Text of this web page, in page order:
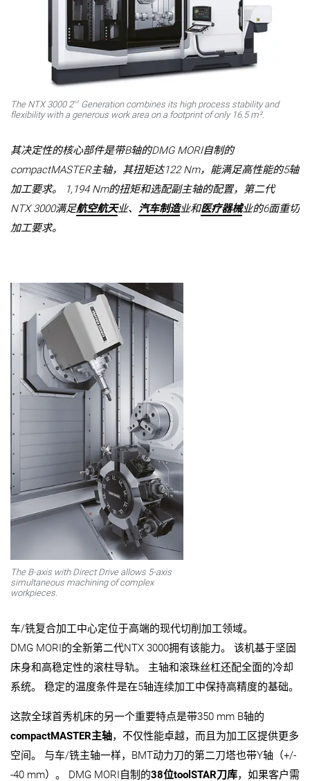
The NTX 3000 2nd Generation combines its high process stability and
flexibility with a generous work area on a footprint of only 16.5 m².
其决定性的核心部件是带B轴的DMG MORI自制的
compactMASTER主轴，其扭矩达122 Nm，能满足高性能的5轴
加工要求。 1,194 Nm的扭矩和选配副主轴的配置，第二代
NTX 3000满足航空航天业、 汽车制造业和医疗器械业的6面重切
加工要求。
The B-axis with Direct Drive allows 5-axis
simultaneous machining of complex
workpieces.
车/铣复合加工中心定位于高端的现代切削加工领域。
DMG MORI的全新第二代NTX 3000拥有该能力。 该机基于坚固
床身和高稳定性的滚柱导轨。 主轴和滚珠丝杠还配全面的冷却
系统。 稳定的温度条件是在5轴连续加工中保持高精度的基础。
这款全球首秀机床的另一个重要特点是带350 mm B轴的
compactMASTER主轴，不仅性能卓越，而且为加工区提供更多
空间。 与车/铣主轴一样，BMT动力刀的第二刀塔也带Y轴（+/-
-40 mm）。 DMG MORI自制的38位toolSTAR刀库，如果客户需